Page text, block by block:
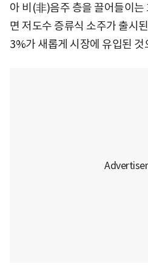
아 비(非)음주 층을 끌어들이는
면 저도수 증류식 소주가 출시
3%가 새롭게 시장에 유입된 것